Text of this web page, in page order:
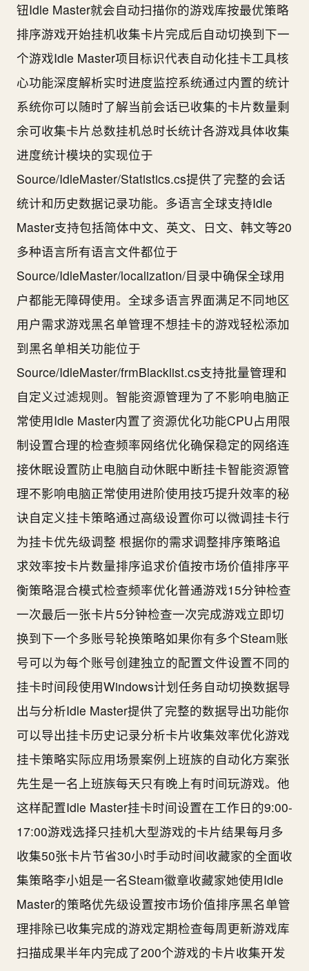
钮Idle Master就会自动扫描你的游戏库按最优策略
排序游戏开始挂机收集卡片完成后自动切换到下一
个游戏Idle Master项目标识代表自动化挂卡工具核
心功能深度解析实时进度监控系统通过内置的统计
系统你可以随时了解当前会话已收集的卡片数量剩
余可收集卡片总数挂机总时长统计各游戏具体收集
进度统计模块的实现位于
Source/IdleMaster/Statistics.cs提供了完整的会话
统计和历史数据记录功能。多语言全球支持Idle
Master支持包括简体中文、英文、日文、韩文等20
多种语言所有语言文件都位于
Source/IdleMaster/localization/目录中确保全球用
户都能无障碍使用。全球多语言界面满足不同地区
用户需求游戏黑名单管理不想挂卡的游戏轻松添加
到黑名单相关功能位于
Source/IdleMaster/frmBlacklist.cs支持批量管理和
自定义过滤规则。智能资源管理为了不影响电脑正
常使用Idle Master内置了资源优化功能CPU占用限
制设置合理的检查频率网络优化确保稳定的网络连
接休眠设置防止电脑自动休眠中断挂卡智能资源管
理不影响电脑正常使用进阶使用技巧提升效率的秘
诀自定义挂卡策略通过高级设置你可以微调挂卡行
为挂卡优先级调整 根据你的需求调整排序策略追
求效率按卡片数量排序追求价值按市场价值排序平
衡策略混合模式检查频率优化普通游戏15分钟检查
一次最后一张卡片5分钟检查一次完成游戏立即切
换到下一个多账号轮换策略如果你有多个Steam账
号可以为每个账号创建独立的配置文件设置不同的
挂卡时间段使用Windows计划任务自动切换数据导
出与分析Idle Master提供了完整的数据导出功能你
可以导出挂卡历史记录分析卡片收集效率优化游戏
挂卡策略实际应用场景案例上班族的自动化方案张
先生是一名上班族每天只有晚上有时间玩游戏。他
这样配置Idle Master挂卡时间设置在工作日的9:00-
17:00游戏选择只挂机大型游戏的卡片结果每月多
收集50张卡片节省30小时手动时间收藏家的全面收
集策略李小姐是一名Steam徽章收藏家她使用Idle
Master的策略优先级设置按市场价值排序黑名单管
理排除已收集完成的游戏定期检查每周更新游戏库
扫描成果半年内完成了200个游戏的卡片收集开发